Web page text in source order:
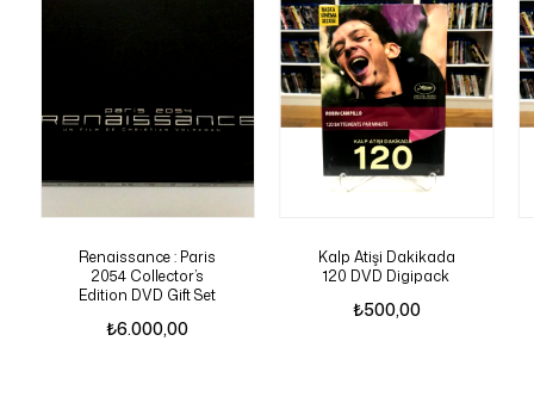
Renaissance : Paris
2054 Collector’s
Edition DVD Gift Set
₺6.000,00
Kalp Atişi Dakikada
120 DVD Digipack
₺500,00